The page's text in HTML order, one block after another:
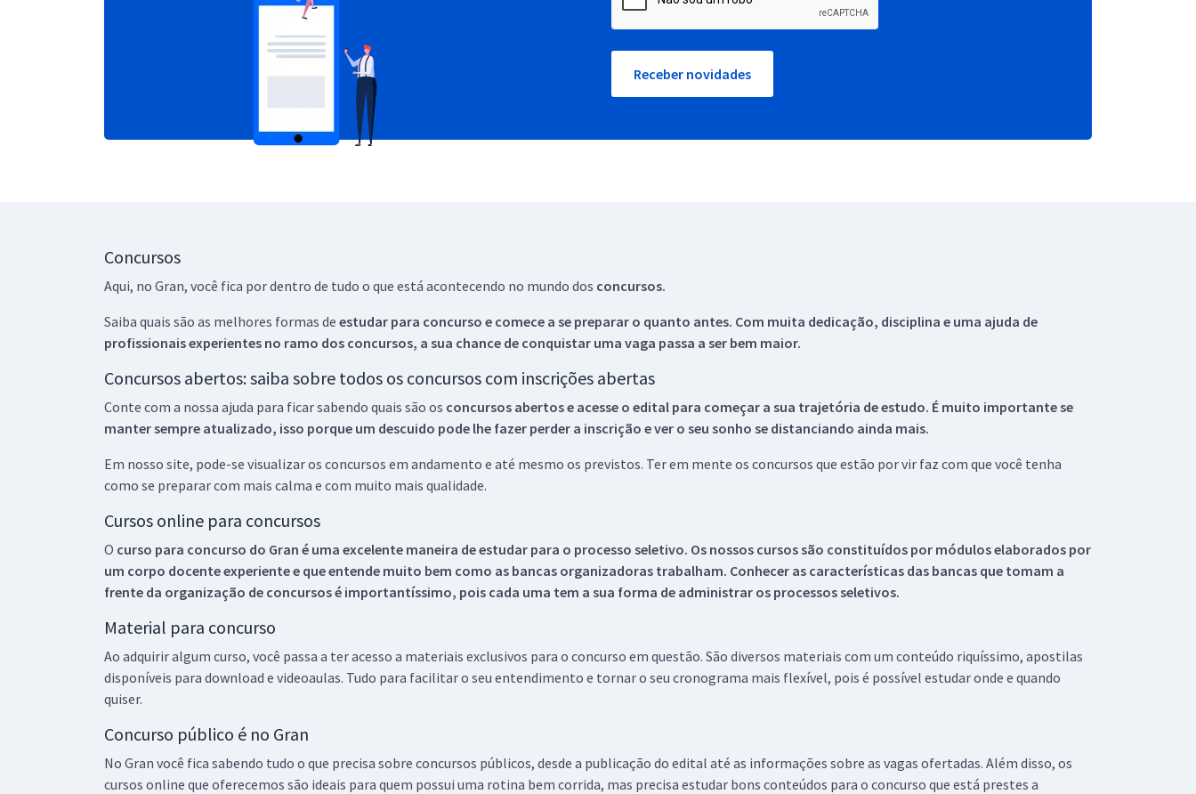
Receber novidades
Concursos
Aqui, no Gran, você fica por dentro de tudo o que está acontecendo no mundo dos concursos.
Saiba quais são as melhores formas de estudar para concurso e comece a se preparar o quanto antes. Com muita dedicação, disciplina e uma ajuda de
profissionais experientes no ramo dos concursos, a sua chance de conquistar uma vaga passa a ser bem maior.
Concursos abertos: saiba sobre todos os concursos com inscrições abertas
Conte com a nossa ajuda para ficar sabendo quais são os concursos abertos e acesse o edital para começar a sua trajetória de estudo. É muito importante se
manter sempre atualizado, isso porque um descuido pode lhe fazer perder a inscrição e ver o seu sonho se distanciando ainda mais.
Em nosso site, pode-se visualizar os concursos em andamento e até mesmo os previstos. Ter em mente os concursos que estão por vir faz com que você tenha
como se preparar com mais calma e com muito mais qualidade.
Cursos online para concursos
O curso para concurso do Gran é uma excelente maneira de estudar para o processo seletivo. Os nossos cursos são constituídos por módulos elaborados por
um corpo docente experiente e que entende muito bem como as bancas organizadoras trabalham. Conhecer as características das bancas que tomam a
frente da organização de concursos é importantíssimo, pois cada uma tem a sua forma de administrar os processos seletivos.
Material para concurso
Ao adquirir algum curso, você passa a ter acesso a materiais exclusivos para o concurso em questão. São diversos materiais com um conteúdo riquíssimo, apostilas
disponíveis para download e videoaulas. Tudo para facilitar o seu entendimento e tornar o seu cronograma mais flexível, pois é possível estudar onde e quando
quiser.
Concurso público é no Gran
No Gran você fica sabendo tudo o que precisa sobre concursos públicos, desde a publicação do edital até as informações sobre as vagas ofertadas. Além disso, os
cursos online que oferecemos são ideais para quem possui uma rotina bem corrida, mas precisa estudar bons conteúdos para o concurso que está prestes a